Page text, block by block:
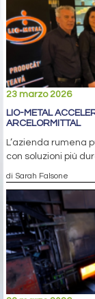
23 marzo 2026
LIO-METAL
ARCELORMITTAL
L’azienda rumena
con soluzioni più
di Sarah Falsone